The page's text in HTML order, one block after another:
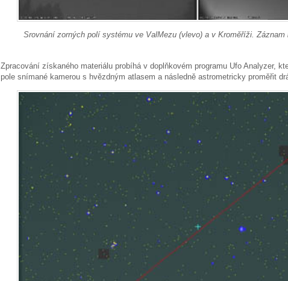
Srovnání zorných polí systému ve ValMezu (vlevo) a v Kroměříži. Záznam
Zpracování získaného materiálu probíhá v doplňkovém programu Ufo Analyzer,
pole snímané kamerou s hvězdným atlasem a následně astrometricky proměřit